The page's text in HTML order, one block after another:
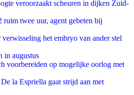
veroorzaakt scheuren in dijken Zuid-
twee uur, agent gebeten bij
het embryo van ander stel
in augustus
voorbereiden op mogelijke oorlog met
la Espriella gaat strijd aan met